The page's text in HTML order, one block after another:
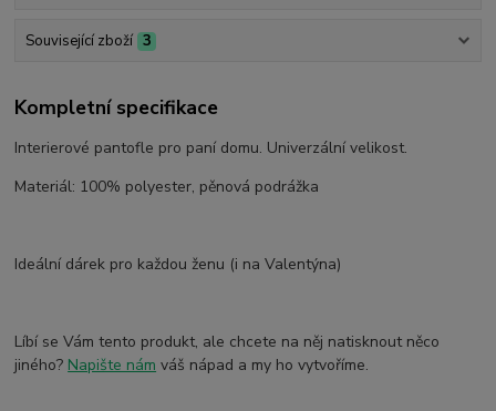
Související zboží 3
Kompletní specifikace
Interierové pantofle pro paní domu. Univerzální velikost.
Materiál: 100% polyester, pěnová podrážka
Ideální dárek pro každou ženu (i na Valentýna)
Líbí se Vám tento produkt, ale chcete na něj natisknout něco
jiného? Napište nám váš nápad a my ho vytvoříme.